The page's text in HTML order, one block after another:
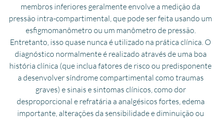
membros inferiores geralmente envolve a medição da
pressão intra-compartimental, que pode ser feita usando um
esfigmomanômetro ou um manômetro de pressão.
Entretanto, isso quase nunca é utilizado na prática clínica. O
diagnóstico normalmente é realizado através de uma boa
história clínica (que inclua fatores de risco ou predisponente
a desenvolver síndrome compartimental como traumas
graves) e sinais e sintomas clínicos, como dor
desproporcional e refratária a analgésicos fortes, edema
importante, alterações da sensibilidade e diminuição ou